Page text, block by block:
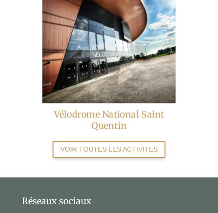
Vélodrome National Saint
Quentin
VOIR TOUTES LES ACTIVITES
Réseaux sociaux